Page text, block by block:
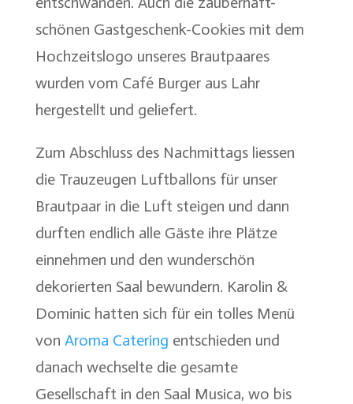
schönen Gastgeschenk-Cookies mit dem
Hochzeitslogo unseres Brautpaares
wurden vom Café Burger aus Lahr
hergestellt und geliefert.
Zum Abschluss des Nachmittags liessen
die Trauzeugen Luftballons für unser
Brautpaar in die Luft steigen und dann
durften endlich alle Gäste ihre Plätze
einnehmen und den wunderschön
dekorierten Saal bewundern. Karolin &
Dominic hatten sich für ein tolles Menü
von Aroma Catering entschieden und
danach wechselte die gesamte
Gesellschaft in den Saal Musica, wo bis